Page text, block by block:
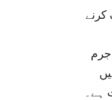
کرنے
ہے۔